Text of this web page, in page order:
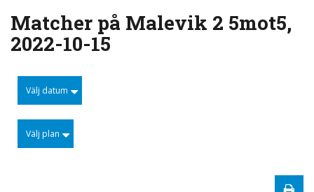
Matcher på Malevik 2 5mot5,
2022-10-15
Välj datum
Välj plan